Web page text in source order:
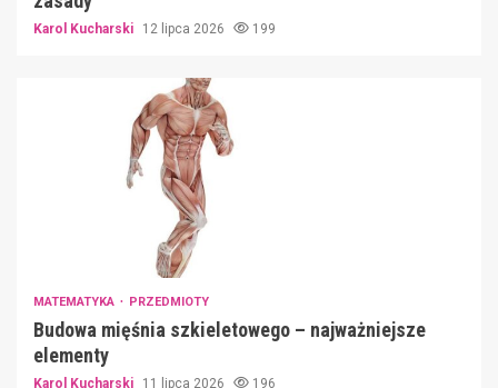
Karol Kucharski 12 lipca 2026 199
MATEMATYKA PRZEDMIOTY
Budowa mięśnia szkieletowego – najważniejsze
elementy
Karol Kucharski 11 lipca 2026 196